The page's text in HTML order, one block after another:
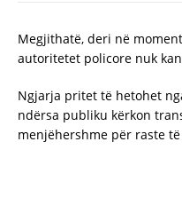
Megjithatë, deri në
autoritetet policore nuk
Ngjarja pritet të hetohet
ndërsa publiku kërkon
menjëhershme për raste